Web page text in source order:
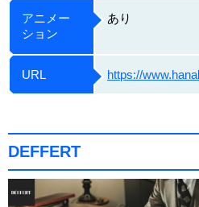
アニメー
ション
あり
URL https://
DEFFERT